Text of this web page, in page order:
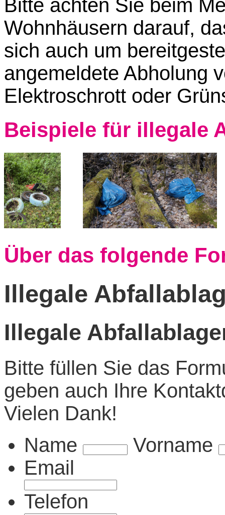
Bitte achten Sie beim
Wohnhäusern darauf,
sich auch um
angemeldete Abholung
Elektroschrott oder
Beispiele für illegale
Über das folgende
Illegale
Illegale
Bitte füllen Sie das
geben auch Ihre
Vielen Dank!
Name
Vorname
Email
Telefon